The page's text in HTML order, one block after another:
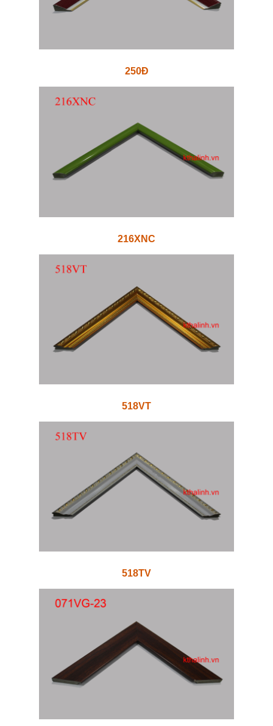
250Đ
216XNC
518VT
518TV